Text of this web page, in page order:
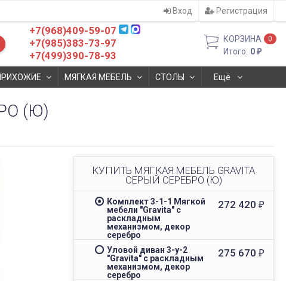
Вход Регистрация
+7(968)409-59-07
+7(985)383-73-97
+7(499)390-78-93
КОРЗИНА 0
Итого: 0₽
МЯГКАЯ МЕБЕЛЬ СТОЛЫ Ещё
(Ю)
КУПИТЬ МЯГКАЯ МЕБЕЛЬ GRAVITA
СЕРЫЙ СЕРЕБРО (Ю)
Комплект 3-1-1 Мягкой
мебели "Gravita" с
раскладным
механизмом, декор
серебро
272 420 ₽
Уловой диван 3-у-2
"Gravita" с раскладным
механизмом, декор
серебро
275 670 ₽